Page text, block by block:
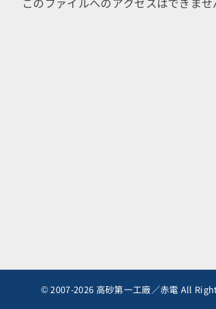
© 2007-2026 高砂第一工廠／赤電 All